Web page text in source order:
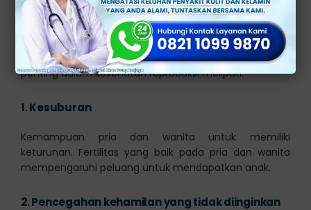
Hal ini meliputi aspek-aspek seperti kemampuan untuk
memiliki keturunan, kesehatan seksual, dan
kesejahteraan reproduksi secara umum. Aspek-aspek
penting dalam kesehatan reproduksi meliputi:
1.Kesuburan
Kemampuan pria dan wanita untuk memiliki
keturunan. Fertilitas yang baik pada pria dan wanita
mempengaruhi peluang untuk mendapatkan anak.
2.Pencegahan kehamilan yang tidak diinginkan